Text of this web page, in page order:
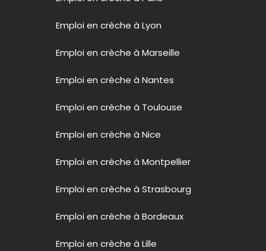
Emploi en crèche à Lyon
Emploi en crèche à Marseille
Emploi en crèche à Nantes
Emploi en crèche à Toulouse
Emploi en crèche à Nice
Emploi en crèche à Montpellier
Emploi en crèche à Strasbourg
Emploi en crèche à Bordeaux
Emploi en crèche à Lille